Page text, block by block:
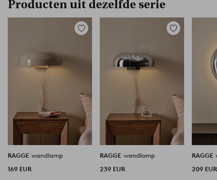
Producten uit dezelfde serie
Toevoegen
RAGGE wandlamp
169 EUR
Toevoegen
RAGGE wandlamp
239 EUR
RAGGE
209 EUR